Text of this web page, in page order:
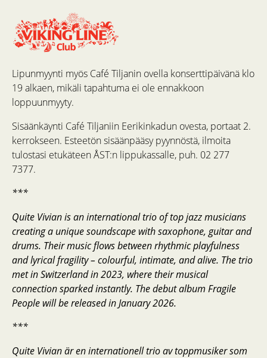
Lipunmyynti myös Café Tiljanin ovella konserttipäivänä klo
19 alkaen, mikäli tapahtuma ei ole ennakkoon
loppuunmyyty.
Sisäänkäynti Café Tiljaniin Eerikinkadun ovesta, portaat 2.
kerrokseen. Esteetön sisäänpääsy pyynnöstä, ilmoita
tulostasi etukäteen ÅST:n lippukassalle, puh. 02 277
7377.
***
Quite Vivian is an international trio of top jazz musicians
creating a unique soundscape with saxophone, guitar and
drums. Their music flows between rhythmic playfulness
and lyrical fragility – colourful, intimate, and alive. The trio
met in Switzerland in 2023, where their musical
connection sparked instantly. The debut album Fragile
People will be released in January 2026.
***
Quite Vivian är en internationell trio av toppmusiker som